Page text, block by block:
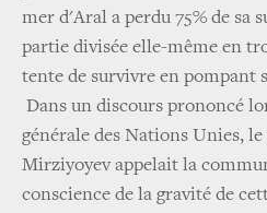
mer d'Aral a perdu 75% de sa
partie divisée elle-même en
tente de survivre en pompant
Dans un discours prononcé
générale des Nations Unies,
Mirziyoyev appelait la
conscience de la gravité de